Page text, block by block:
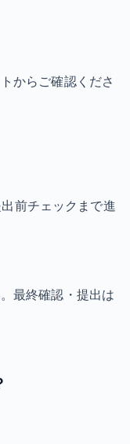
からご確認くださ
前チェックまで進
最終確認・提出は